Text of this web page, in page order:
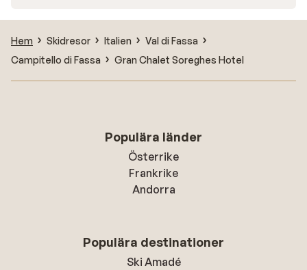
Hem Skidresor Italien
Val di Fassa
Campitello di Fassa
Gran Chalet Soreghes Hotel
Populära länder
Österrike
Frankrike
Andorra
Populära destinationer
Ski Amadé